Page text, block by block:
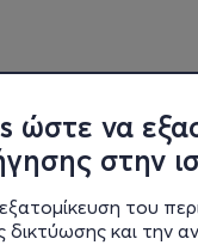
ώστε να
στην
του
δικτύωσης και την